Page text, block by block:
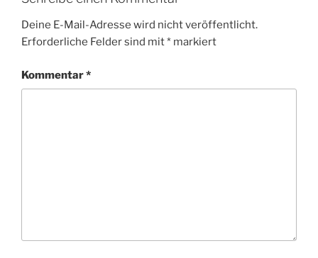
Deine E-Mail-Adresse wird nicht veröffentlicht.
Erforderliche Felder sind mit* markiert
Kommentar*